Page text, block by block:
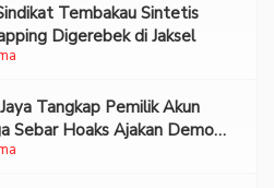
Tembakau Sintetis
Digerebek di Jaksel
Tangkap Pemilik Akun
Sebar Hoaks Ajakan Demo
Gibran